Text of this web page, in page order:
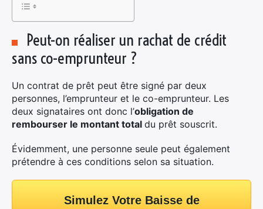
Peut-on réaliser un rachat de crédit
sans co-emprunteur ?
Un contrat de prêt peut être signé par deux
personnes, l’emprunteur et le co-emprunteur. Les
deux signataires ont donc l’obligation de
rembourser le montant total du prêt souscrit.
Évidemment, une personne seule peut également
prétendre à ces conditions selon sa situation.
Simulez Votre Baisse de